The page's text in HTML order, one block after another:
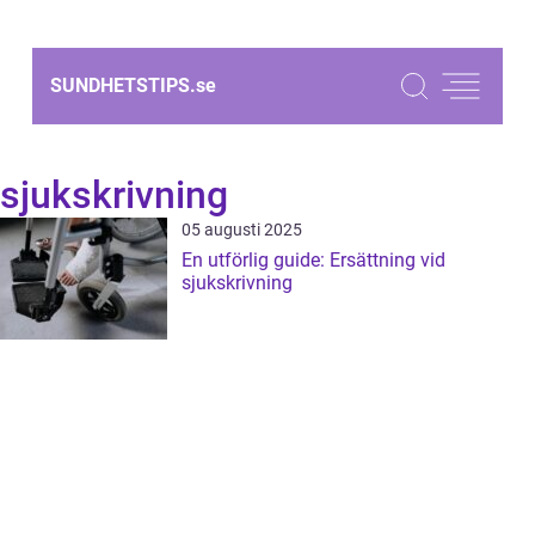
SUNDHETSTIPS.se
sjukskrivning
05 augusti 2025
En utförlig guide: Ersättning vid
sjukskrivning